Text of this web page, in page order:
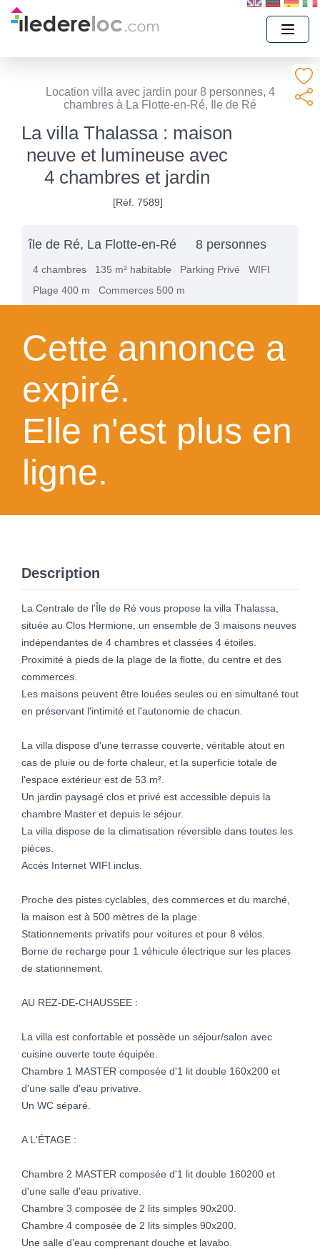
Location villa avec jardin pour 8 personnes, 4
chambres à La Flotte-en-Ré, Ile de Ré
La villa Thalassa : maison
neuve et lumineuse avec
4 chambres et jardin
[Réf. 7589]
île de Ré, La Flotte-en-Ré 8 personnes
4 chambres 135 m² habitable Parking Privé
WIFI
Plage 400 m
Commerces 500 m
Cette annonce a
expiré.
Elle n'est plus en
ligne.
Description
La Centrale de l'Île de Ré vous propose la villa Thalassa,
située au Clos Hermione, un ensemble de 3 maisons neuves
indépendantes de 4 chambres et classées 4 étoiles.
Proximité à pieds de la plage de la flotte, du centre et des
commerces.
Les maisons peuvent être louées seules ou en simultané tout
en préservant l'intimité et l'autonomie de chacun.
La villa dispose d'une terrasse couverte, véritable atout en
cas de pluie ou de forte chaleur, et la superficie totale de
l'espace extérieur est de 53 m².
Un jardin paysagé clos et privé est accessible depuis la
chambre Master et depuis le séjour.
La villa dispose de la climatisation réversible dans toutes les
pièces.
Accès Internet WIFI inclus.
Proche des pistes cyclables, des commerces et du marché,
la maison est à 500 mètres de la plage.
Stationnements privatifs pour voitures et pour 8 vélos.
Borne de recharge pour 1 véhicule électrique sur les places
de stationnement.
AU REZ-DE-CHAUSSEE :
La villa est confortable et possède un séjour/salon avec
cuisine ouverte toute équipée.
Chambre 1 MASTER composée d'1 lit double 160x200 et
d'une salle d'eau privative.
Un WC séparé.
A L'ÉTAGE :
Chambre 2 MASTER composée d'1 lit double 160200 et
d'une salle d'eau privative.
Chambre 3 composée de 2 lits simples 90x200.
Chambre 4 composée de 2 lits simples 90x200.
Une salle d’eau comprenant douche et lavabo.